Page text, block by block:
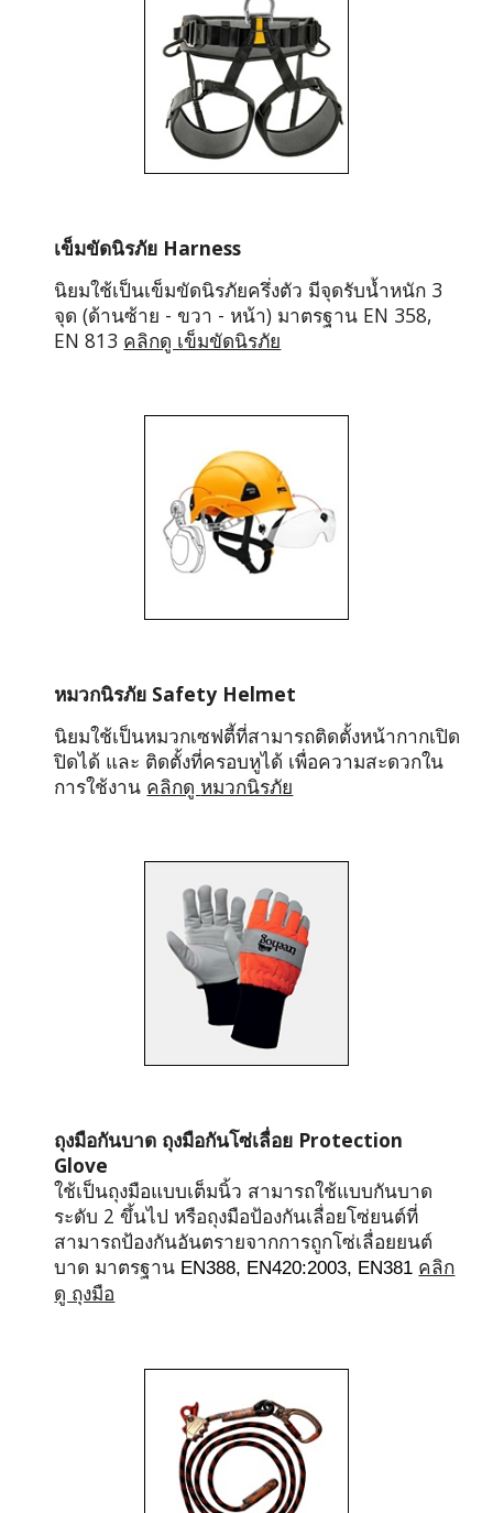
เข็มขัดนิรภัย Harness
นิยมใช้เป็นเข็มขัดนิรภัยครึ่งตัว มีจุดรับน้ำหนัก 3
จุด (ด้านซ้าย - ขวา - หน้า) มาตรฐาน EN 358,
EN 813 คลิกดู เข็มขัดนิรภัย
หมวกนิรภัย Safety Helmet
นิยมใช้เป็นหมวกเซฟตี้ที่สามารถติดตั้งหน้ากากเปิด
ปิดได้ และ ติดตั้งที่ครอบหูได้ เพื่อความสะดวกใน
การใช้งาน คลิกดู หมวกนิรภัย
ถุงมือกันบาด ถุงมือกันโซ่เลื่อย Protection
Glove
ใช้เป็นถุงมือแบบเต็มนิ้ว สามารถใช้แบบกันบาด
ระดับ 2 ขึ้นไป หรือถุงมือป้องกันเลื่อยโซ่ยนต์ที่
สามารถป้องกันอันตรายจากการถูกโซ่เลื่อยยนต์
บาด มาตรฐาน EN388, EN420:2003, EN381 คลิก
ดู ถุงมือ